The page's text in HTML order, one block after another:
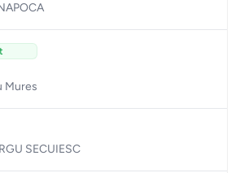
Mures
SECUIESC